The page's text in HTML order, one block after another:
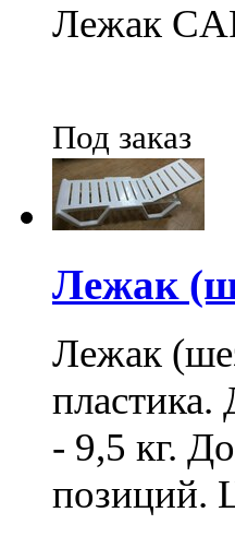
Лежак
Под заказ
Лежак
Лежак
- 9,5 кг.
позиций.